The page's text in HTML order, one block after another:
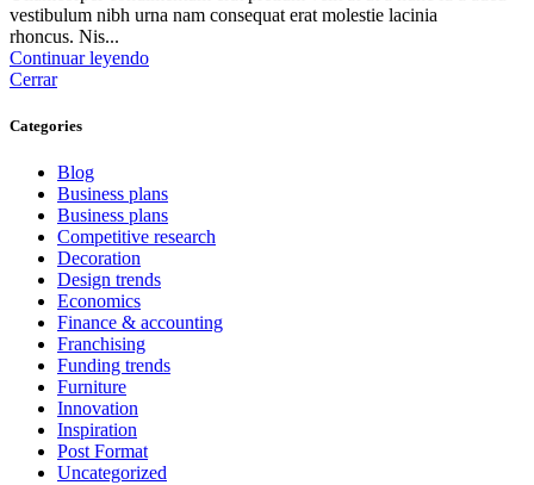
vestibulum nibh urna nam consequat erat molestie lacinia
rhoncus. Nis...
Continuar leyendo
Cerrar
Categories
Blog
Business plans
Business plans
Competitive research
Decoration
Design trends
Economics
Finance & accounting
Franchising
Funding trends
Furniture
Innovation
Inspiration
Post Format
Uncategorized